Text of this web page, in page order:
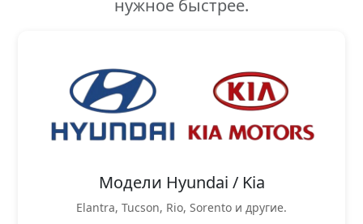
нужное быстрее.
Модели Hyundai / Kia
Elantra, Tucson, Rio, Sorento и другие.